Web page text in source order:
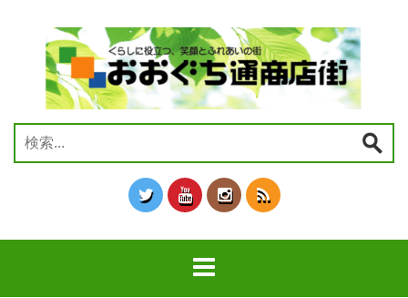
へ
キ
検
索: